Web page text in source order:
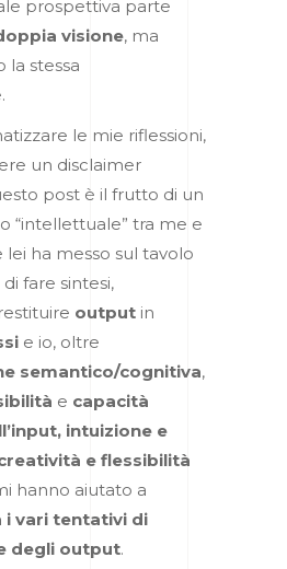
prospettiva parte
visione, ma
la stessa
le mie riflessioni,
un disclaimer
post è il frutto di un
“intellettuale” tra me e
lei ha messo sul tavolo
fare sintesi,
output in
e io, oltre
semantico/cognitiva,
e capacità
intuizione e
e flessibilità
hanno aiutato a
i vari tentativi di
degli output.